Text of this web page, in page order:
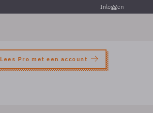
Inloggen
Lees Pro met een account